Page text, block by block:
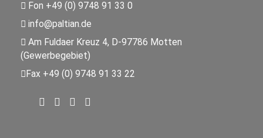
Fon +49 (0) 9748 91 33 0
info@paltian.de
Am Fuldaer Kreuz 4, D-97786 Motten
(Gewerbegebiet)
Fax +49 (0) 9748 91 33 22